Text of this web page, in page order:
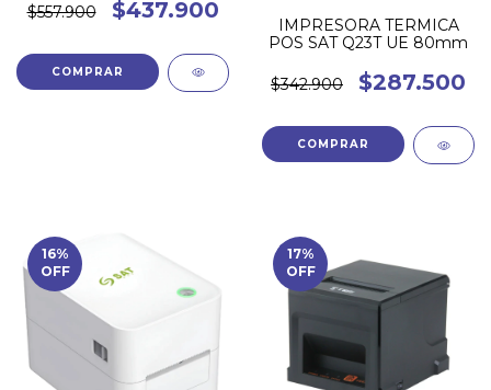
$557.900
$437.900
IMPRESORA TERMICA
POS SAT Q23T UE 80mm
$342.900 $287.500
16%
OFF
17%
OFF